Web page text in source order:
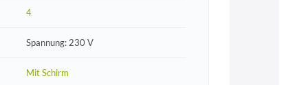
4
Spannung: 230 V
Mit Schirm